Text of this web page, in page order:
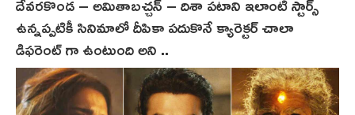
ఉన్నప్పటికీ సినిమాలో దీపికా పదుకొనే క్యారెక్టర్ చాలా
డిఫరెంట్ గా ఉంటుంది అని ..